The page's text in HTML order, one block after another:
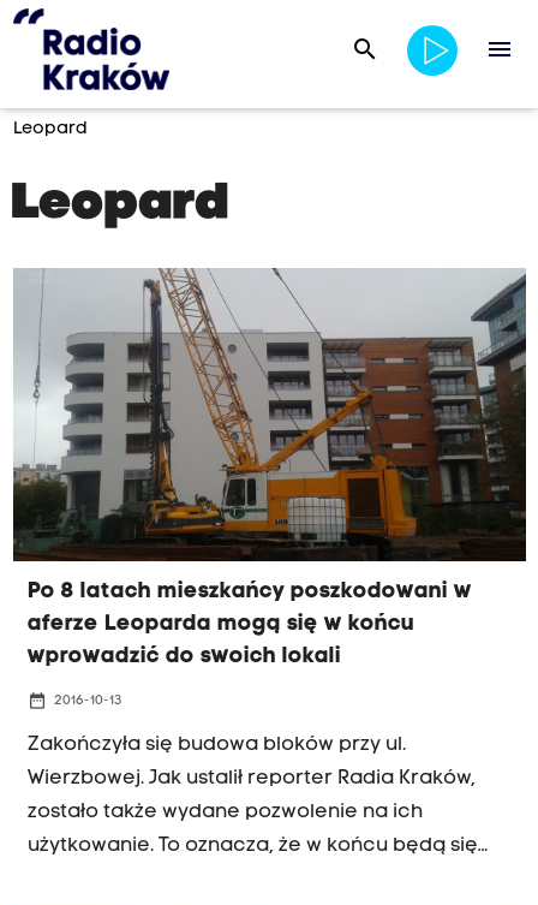
search menu
Leopard
Leopard
Po 8 latach mieszkańcy poszkodowani w
aferze Leoparda mogą się w końcu
wprowadzić do swoich lokali
date_range 2016-10-13
Zakończyła się budowa bloków przy ul.
Wierzbowej. Jak ustalił reporter Radia Kraków,
zostało także wydane pozwolenie na ich
użytkowanie. To oznacza, że w końcu będą się